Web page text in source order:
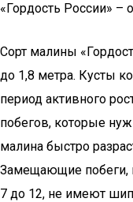
«Гордость России» –
Сорт малины
до 1,8 метра. Кусты
период активного
побегов, которые
малина быстро
Замещающие побеги,
7 до 12, не имеют